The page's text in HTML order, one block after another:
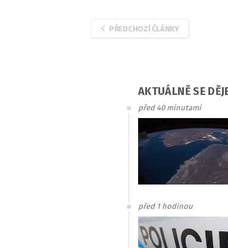
PŘEDCHOZÍ ČLÁNKY
AKTUÁLNĚ SE
před 40 minutami
před 1 hodinou